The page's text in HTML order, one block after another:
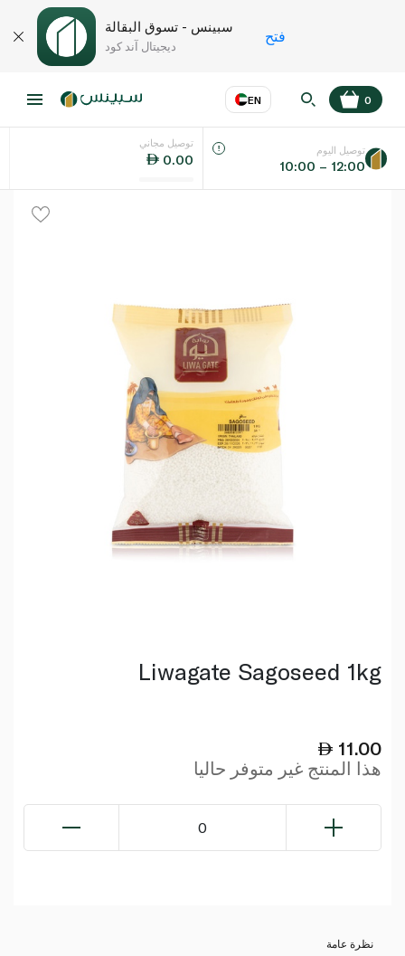
سبينس - تسوق البقالة
ديجيتال آند كود
فتح
EN
اللغة عر
0
توصيل مجاني
0.00
توصيل اليوم
10:00 – 12:00
Liwagate Sagoseed 1kg
11.00
هذا المنتج غير متوفر حاليا
0
نظرة عامة